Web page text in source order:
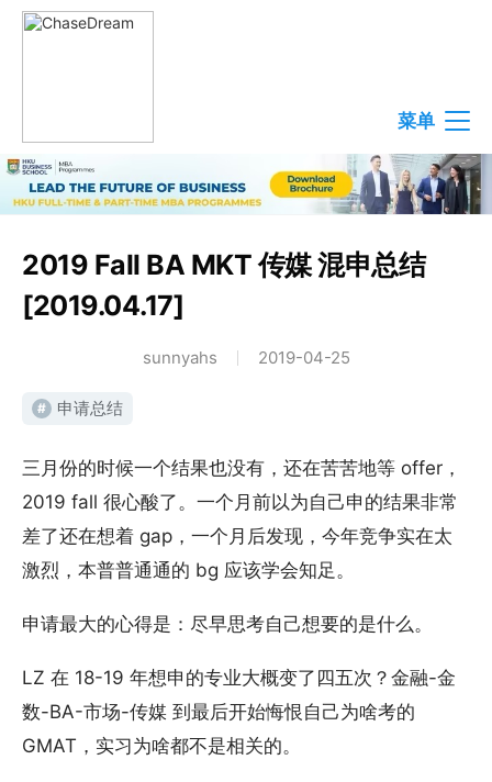
菜单
2019 Fall BA MKT 传媒 混申总结
[2019.04.17]
sunnyahs 2019-04-25
# 申请总结
三月份的时候一个结果也没有，还在苦苦地等 offer，
2019 fall 很心酸了。一个月前以为自己申的结果非常
差了还在想着 gap，一个月后发现，今年竞争实在太
激烈，本普普通通的 bg 应该学会知足。
申请最大的心得是：尽早思考自己想要的是什么。
LZ 在 18-19 年想申的专业大概变了四五次？金融-金
数-BA-市场-传媒 到最后开始悔恨自己为啥考的
GMAT，实习为啥都不是相关的。